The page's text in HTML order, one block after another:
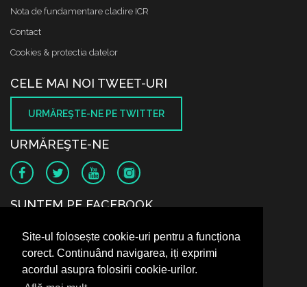
Site-ul folosește cookie-uri pentru a funcționa
corect. Continuând navigarea, iți exprimi
acordul asupra folosirii cookie-urilor.
Nota de fundamentare cladire ICR
Contact
Cookies & protectia datelor
CELE MAI NOI TWEET-URI
URMĂREŞTE-NE PE TWITTER
URMĂREŞTE-NE
SUNTEM PE FACEBOOK